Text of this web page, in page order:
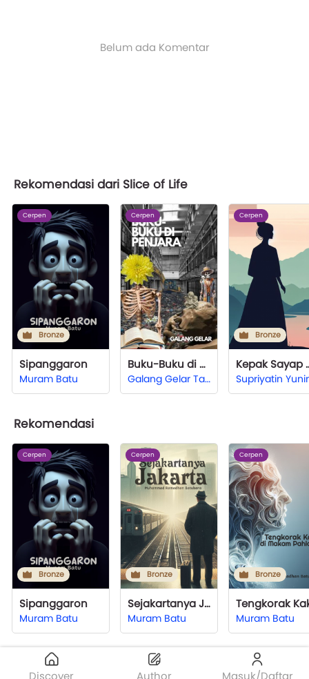
Discover Author Masuk/Daftar
Belum ada Komentar
Rekomendasi dari Slice of Life
Cerpen
Bronze
Sipanggaron
Muram Batu
Cerpen
Buku-Buku di Penjara
Galang Gelar Taqwa
Cerpen
Bronze
Kepak
Rekomendasi
Cerpen
Bronze
Sipanggaron
Muram Batu
Cerpen
Bronze
Sejakartanya Jakarta
Muram Batu
Cerpen
Bronze
Muram Batu